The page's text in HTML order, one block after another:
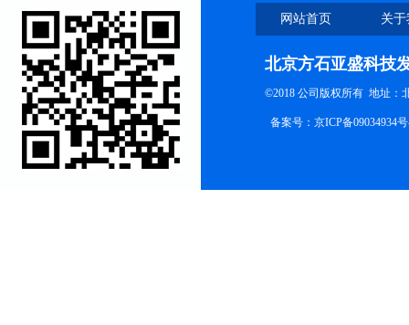
网站首页 关
北京方石亚盛科技
©2018 公司版权所有 地址：
备案号： 京ICP备09034934